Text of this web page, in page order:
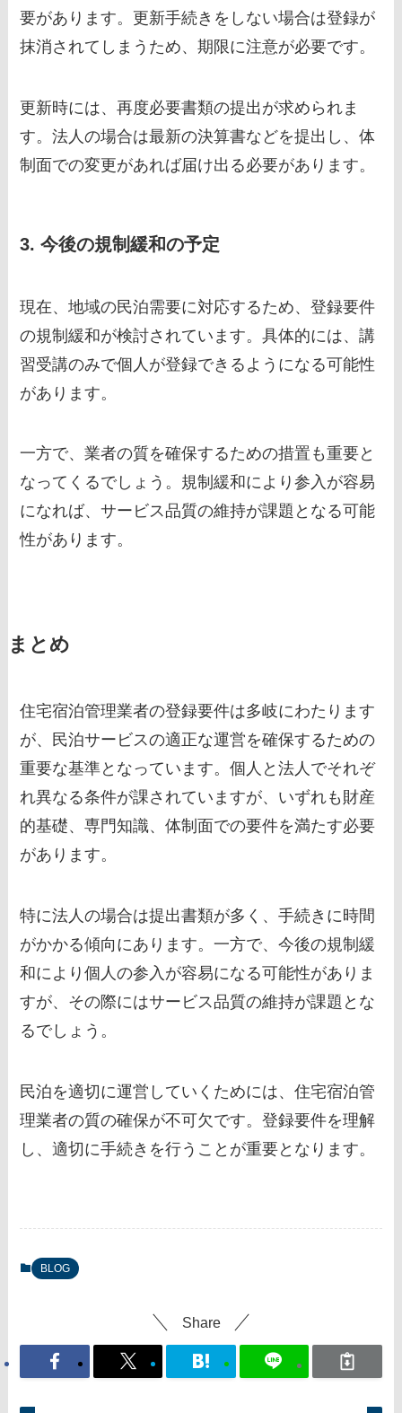
要があります。更新手続きをしない場合は登録が
抹消されてしまうため、期限に注意が必要です。
更新時には、再度必要書類の提出が求められま
す。法人の場合は最新の決算書などを提出し、体
制面での変更があれば届け出る必要があります。
3. 今後の規制緩和の予定
現在、地域の民泊需要に対応するため、登録要件
の規制緩和が検討されています。具体的には、講
習受講のみで個人が登録できるようになる可能性
があります。
一方で、業者の質を確保するための措置も重要と
なってくるでしょう。規制緩和により参入が容易
になれば、サービス品質の維持が課題となる可能
性があります。
まとめ
住宅宿泊管理業者の登録要件は多岐にわたります
が、民泊サービスの適正な運営を確保するための
重要な基準となっています。個人と法人でそれぞ
れ異なる条件が課されていますが、いずれも財産
的基礎、専門知識、体制面での要件を満たす必要
があります。
特に法人の場合は提出書類が多く、手続きに時間
がかかる傾向にあります。一方で、今後の規制緩
和により個人の参入が容易になる可能性がありま
すが、その際にはサービス品質の維持が課題とな
るでしょう。
民泊を適切に運営していくためには、住宅宿泊管
理業者の質の確保が不可欠です。登録要件を理解
し、適切に手続きを行うことが重要となります。
BLOG
Share